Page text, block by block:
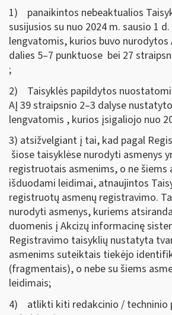
1) panaikintos nebeaktualios
susijusios su nuo 2024 m. sausio 1
lengvatomis, kurios buvo nurodytos
dalies 5–7 punktuose bei 27
;
2) Taisyklės papildytos
AĮ 39 straipsnio 2–3 dalyse
lengvatomis , kurios įsigaliojo nuo
3) atsižvelgiant į tai, kad pagal
šiose taisyklėse nurodyti asmenys
registruotais asmenims, o ne šiems
išduodami leidimai, atnaujintos
registruotų asmenų registravimo.
nurodyti asmenys, kuriems
duomenis į Akcizų informacinę
Registravimo taisyklių nustatyta
asmenims suteiktais tiekėjo
(fragmentais), o nebe su šiems
leidimais;
4) atlikti kiti redakcinio / techninio